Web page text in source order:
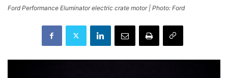
Ford Performance Eluminator electric crate motor | Photo: Ford